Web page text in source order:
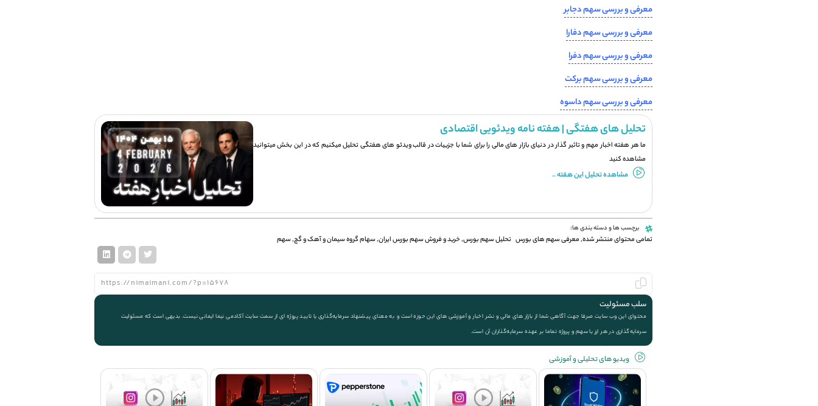
معرفی و بررسی سهم دجابر
معرفی و بررسی سهم دفارا
معرفی و بررسی سهم دفرا
معرفی و بررسی سهم برکت
معرفی و بررسی سهم داسوه
تحلیل های هفتگی | هفته نامه ویدئویی اقتصادی
ما هر هفته اخبار مهم و تاثیر گذار در دنیای بازار های مالی را برای شما با جزيیات در قالب ویدئو های هفتگی تحلیل میکنیم که در این بخش میتوانید
مشاهده کنید
مشاهده تحلیل این هفته ..
برچسب ها و دسته بندی ها:
تمامی محتوای منتشر شده,معرفی سهم های بورس تحلیل سهم بورس,خرید و فروش سهم بورس ایران,سهام گروه سیمان و آهک و گچ,سهم
سلب مسئولیت
محتوای این وب سایت صرفا جهت آگاهی شما از بازار های مالی و نشر اخبار و آموزشی های این حوزه است و به معنای پیشنهاد سرمایه‌گذاری یا تایید پروژه ای از سمت سایت آکادمی نیما ایمانی نیست. بدیهی است که مسئولیت
سرمایه‌گذاری در هر ارز یا سهم و پروژه تماما بر عهده سرمایه‌گذاران آن است.
ویديو های تحلیلی و آموزشی